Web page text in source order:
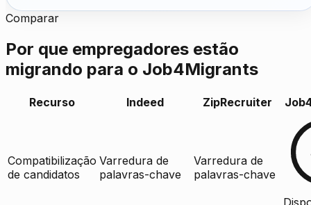
Comparar
Por que empregadores estão
migrando para o Job4Migrants
Recurso Indeed ZipRecruiter
Compatibilização
de candidatos
Varredura de
palavras-chave
Varredura de
palavras-chave